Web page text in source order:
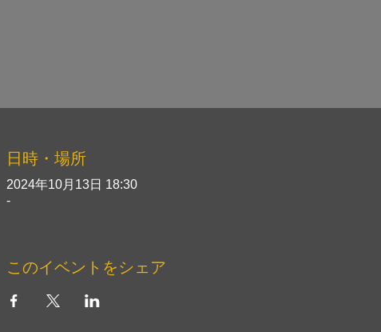
日時・場所
2024年10月13日 18:30
-
このイベントをシェア